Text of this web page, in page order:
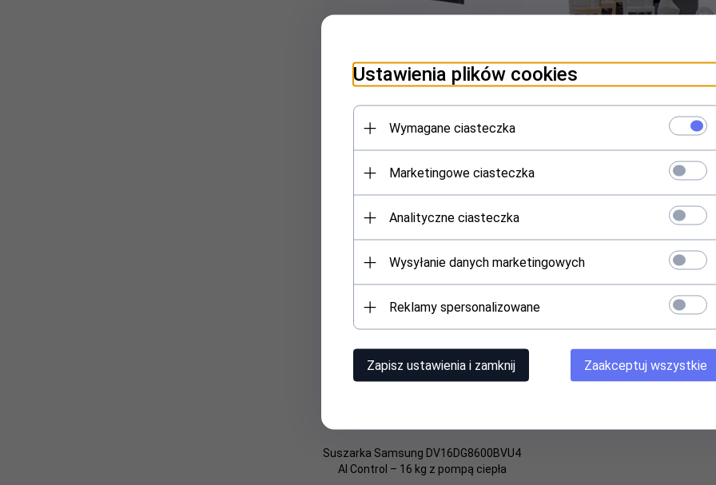
Łącznik do pralki i suszarki Samsung
* z podatkiem VAT
Pralko-suszarka Samsung
Combo z technologią pompy
18/11 kg
PLN*
* z podatkiem VAT
Suszarka Samsung DV16DG8600BVU4
AI Control – 16 kg z pompą ciepła
Ustawienia plików cookies
Wymagane ciasteczka
Marketingowe ciasteczka
Analityczne ciasteczka
Wysyłanie danych marketingowych
Reklamy spersonalizowane
Zapisz ustawienia i zamknij Zaakceptuj wszystkie